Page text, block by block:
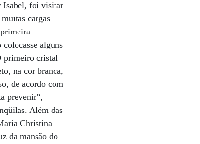
Isabel, foi visitar
cargas
alguns
primeiro cristal
na cor branca,
de acordo com
prevenir”,
Além das
Christina
da mansão do